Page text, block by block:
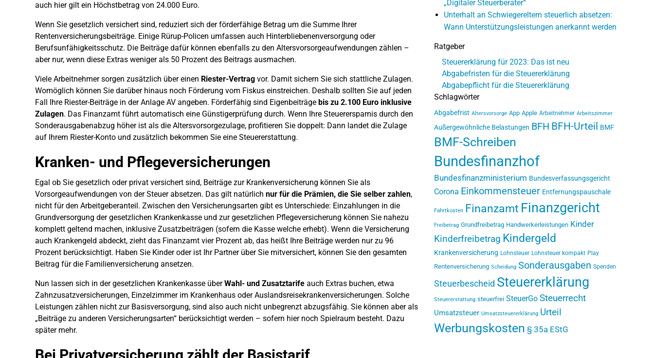
auch hier gilt ein Höchstbetrag von 24.000 Euro.
Wenn Sie gesetzlich versichert sind, reduziert sich der förderfähige Betrag um die Summe Ihrer
Rentenversicherungsbeiträge. Einige Rürup-Policen umfassen auch Hinterbliebenenversorgung oder
Berufsunfähigkeitsschutz. Die Beiträge dafür können ebenfalls zu den Altersvorsorgeaufwendungen zählen –
aber nur, wenn diese Extras weniger als 50 Prozent des Beitrags ausmachen.
Viele Arbeitnehmer sorgen zusätzlich über einen Riester-Vertrag vor. Damit sichern Sie sich stattliche Zulagen.
Womöglich können Sie darüber hinaus noch Förderung vom Fiskus einstreichen. Deshalb sollten Sie auf jeden
Fall Ihre Riester-Beiträge in der Anlage AV angeben. Förderfähig sind Eigenbeiträge bis zu 2.100 Euro inklusive
Zulagen. Das Finanzamt führt automatisch eine Günstigerprüfung durch. Wenn Ihre Steuerersparnis durch den
Sonderausgabenabzug höher ist als die Altersvorsorgezulage, profitieren Sie doppelt: Dann landet die Zulage
auf Ihrem Riester-Konto und zusätzlich bekommen Sie eine Steuererstattung.
Kranken- und Pflegeversicherungen
Egal ob Sie gesetzlich oder privat versichert sind, Beiträge zur Krankenversicherung können Sie als
Vorsorgeaufwendungen von der Steuer absetzen. Das gilt natürlich nur für die Prämien, die Sie selber zahlen,
nicht für den Arbeitgeberanteil. Zwischen den Versicherungsarten gibt es Unterschiede: Einzahlungen in die
Grundversorgung der gesetzlichen Krankenkasse und zur gesetzlichen Pflegeversicherung können Sie nahezu
komplett geltend machen, inklusive Zusatzbeiträgen (sofern die Kasse welche erhebt). Wenn die Versicherung
auch Krankengeld abdeckt, zieht das Finanzamt vier Prozent ab, das heißt Ihre Beiträge werden nur zu 96
Prozent berücksichtigt. Haben Sie Kinder oder ist Ihr Partner über Sie mitversichert, können Sie den gesamten
Beitrag für die Familienversicherung ansetzen.
Nun lassen sich in der gesetzlichen Krankenkasse überWahl- und Zusatztarife auch Extras buchen, etwa
Zahnzusatzversicherungen, Einzelzimmer im Krankenhaus oder Auslandsreisekrankenversicherungen. Solche
Leistungen zählen nicht zur Basisversorgung, sind also auch nicht unbegrenzt abzugsfähig. Sie können aber als
„Beiträge zu anderen Versicherungsarten“ berücksichtigt werden – sofern hier noch Spielraum besteht. Dazu
später mehr.
„Digitaler Steuerberater“
Unterhalt an Schwiegereltern steuerlich absetzen:
Wann Unterstützungsleistungen anerkannt werden
Ratgeber
Steuererklärung für 2023: Das ist neu
Abgabefristen für die Steuererklärung
Abgabepflicht für die Steuererklärung
Schlagwörter
Abgabefrist Altersvorsorge App Apple Arbeitnehmer Arbeitszimmer
Außergewöhnliche Belastungen BFH BFH-Urteil BMF
BMF-Schreiben
Bundesfinanzhof
Bundesfinanzministerium Bundesverfassungsgericht
Corona Einkommensteuer Entfernungspauschale
Fahrtkosten Finanzamt Finanzgericht
Freibetrag Grundfreibetrag Handwerkerleistungen Kinder
Kinderfreibetrag Kindergeld
Krankenversicherung Lohnsteuer Lohnsteuer kompakt Play
Rentenversicherung Scheidung Sonderausgaben Spenden
Steuerbescheid Steuererklärung
Steuererstattung steuerfrei SteuerGo Steuerrecht
Umsatzsteuer Umsatzsteuererklärung Urteil
Werbungskosten § 35a EStG